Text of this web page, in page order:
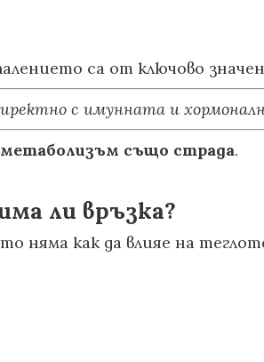
са от ключово
с имунната и
също страда.
ли връзка?
няма как да влияе на